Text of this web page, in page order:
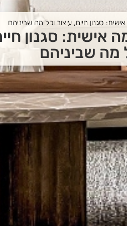
סגנון חיים, עיצוב וכל מה שביניהם
אישית: סגנון
מה שביניהם